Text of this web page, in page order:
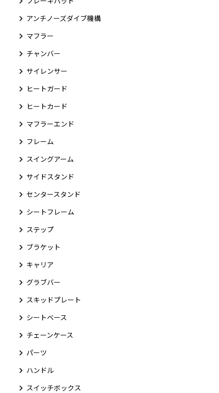
アンチノーズダイブ機構
マフラー
チャンバー
サイレンサー
ヒートガード
ヒートカード
マフラーエンド
フレーム
スイングアーム
サイドスタンド
センタースタンド
シートフレーム
ステップ
ブラケット
キャリア
グラブバー
スキッドプレート
シートベース
チェーンケース
パーツ
ハンドル
スイッチボックス